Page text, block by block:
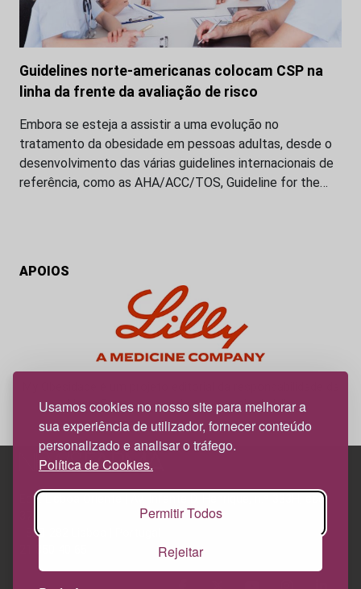
Usamos cookies no nosso site para melhorar a
sua experiência de utilizador, fornecer conteúdo
personalizado e analisar o tráfego.
Política de Cookies.
Permitir Todos
Rejeitar
Guidelines norte-americanas colocam CSP na
linha da frente da avaliação de risco
Embora se esteja a assistir a uma evolução no
tratamento da obesidade em pessoas adultas, desde o
desenvolvimento das várias guidelines internacionais de
referência, como as AHA/ACC/TOS, Guideline for the…
APOIOS
News Farma, possível com o apoio da Lilly.
Edif. Lisboa Oriente | Av. Infante D. Henrique, n.º 333H, esc.
1800-282 Lisboa | Portugal